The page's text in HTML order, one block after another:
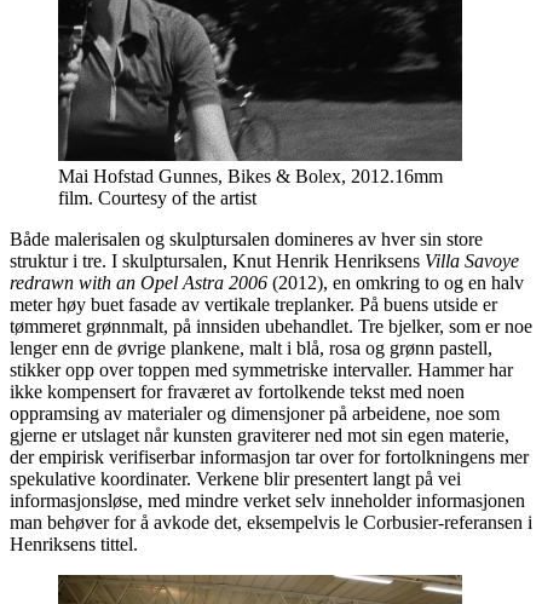
Mai Hofstad Gunnes, Bikes & Bolex, 2012.16mm
film. Courtesy of the artist
Både malerisalen og skulptursalen domineres av hver sin store
struktur i tre. I skulptursalen, Knut Henrik Henriksens Villa Savoye
redrawn with an Opel Astra 2006 (2012), en omkring to og en halv
meter høy buet fasade av vertikale treplanker. På buens utside er
tømmeret grønnmalt, på innsiden ubehandlet. Tre bjelker, som er noe
lenger enn de øvrige plankene, malt i blå, rosa og grønn pastell,
stikker opp over toppen med symmetriske intervaller. Hammer har
ikke kompensert for fraværet av fortolkende tekst med noen
oppramsing av materialer og dimensjoner på arbeidene, noe som
gjerne er utslaget når kunsten graviterer ned mot sin egen materie,
der empirisk verifiserbar informasjon tar over for fortolkningens mer
spekulative koordinater. Verkene blir presentert langt på vei
informasjonsløse, med mindre verket selv inneholder informasjonen
man behøver for å avkode det, eksempelvis le Corbusier-referansen i
Henriksens tittel.